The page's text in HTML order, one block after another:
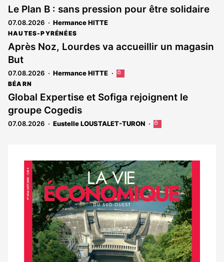
Le Plan B : sans pression pour être solidaire
07.08.2026 Hermance HITTE
HAUTES-PYRÉNÉES
Après Noz, Lourdes va accueillir un magasin
But
07.08.2026 Hermance HITTE
Cet
réservé
abonnés
BÉARN
Global Expertise et Sofiga rejoignent le
groupe Cogedis
07.08.2026 Eustelle LOUSTALET-TURON
Cet
aux
abonnés
Notre
dernier
magazine